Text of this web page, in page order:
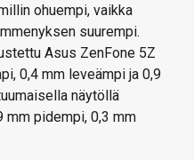
ohuempi, vaikka
suurempi.
Asus ZenFone 5Z
0,4 mm leveämpi ja 0,9
näytöllä
mm pidempi, 0,3 mm